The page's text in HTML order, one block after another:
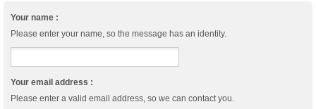
Your name :
Please enter your name, so the message has an identity.
Your email address :
Please enter a valid email address, so we can contact you.